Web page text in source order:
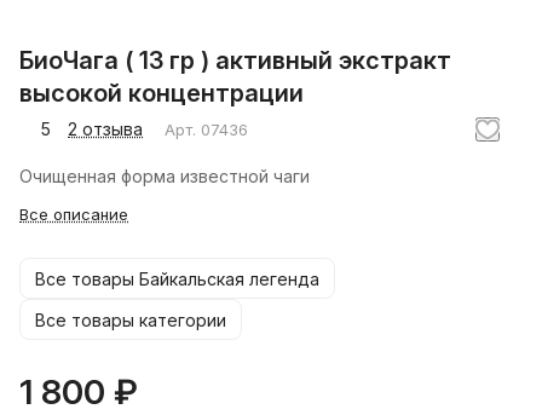
БиоЧага ( 13 гр ) активный экстракт
высокой концентрации
5 2 отзыва Арт. 07436
Очищенная форма известной чаги
Все описание
Все товары Байкальская легенда
Все товары категории
1 800 ₽